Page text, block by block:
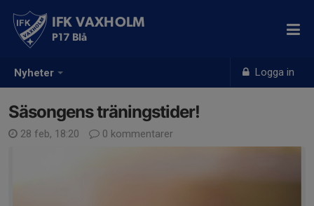
Nyheter Logga in
IFK VAXHOLM
P17 Blå
Säsongens träningstider!
28 feb, 18:20 0 kommentarer